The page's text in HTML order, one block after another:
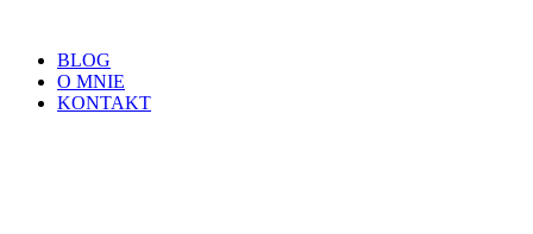
BLOG
O MNIE
KONTAKT